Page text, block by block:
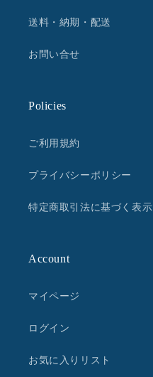
送料・納期・配送
お問い合せ
Policies
ご利用規約
プライバシーポリシー
特定商取引法に基づく表示
Account
マイページ
ログイン
お気に入りリスト